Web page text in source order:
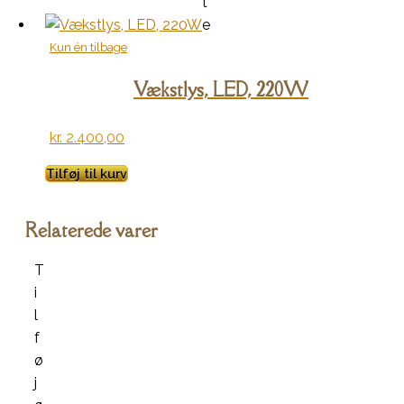
e
Kun én tilbage
Vækstlys, LED, 220W
kr. 2.400,00
Tilføj til kurv
Relaterede varer
T
i
l
f
ø
j